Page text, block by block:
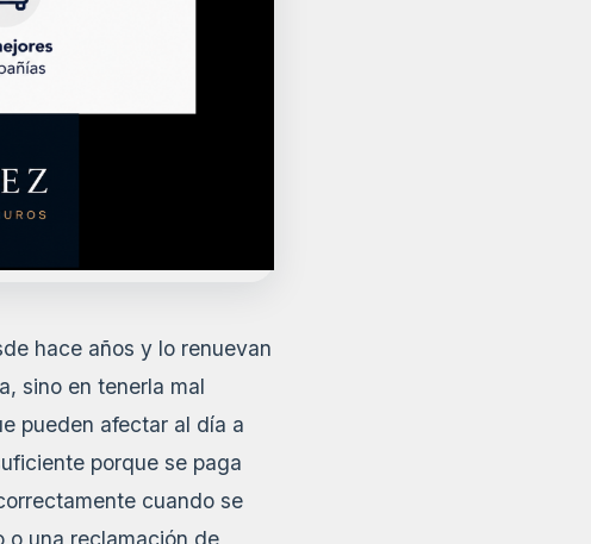
hace años y lo renuevan
sino en tenerla mal
pueden afectar al día a
porque se paga
cuando se
o una reclamación de